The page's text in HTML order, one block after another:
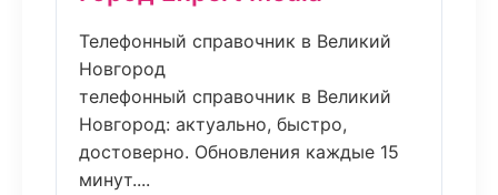
Телефонный справочник в Великий
Новгород
телефонный справочник в Великий
Новгород: актуально, быстро,
достоверно. Обновления каждые 15
минут....